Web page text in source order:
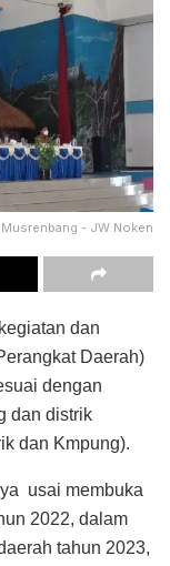
- JW Noken
dan
Daerah)
dengan
dan distrik
dan Kmpung).
usai membuka
2022, dalam
tahun 2023,